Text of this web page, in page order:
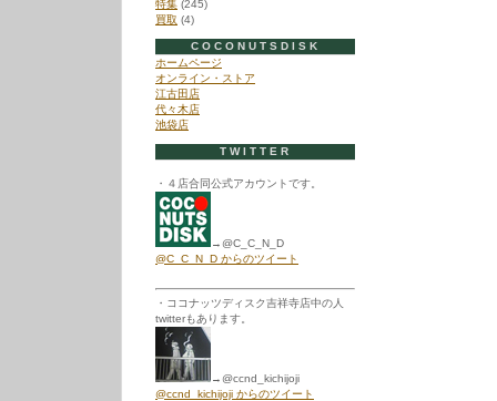
特集 (245)
買取 (4)
COCONUTSDISK
ホームページ
オンライン・ストア
江古田店
代々木店
池袋店
TWITTER
・４店合同公式アカウントです。
→@C_C_N_D
@C_C_N_D からのツイート
・ココナッツディスク吉祥寺店中の人
twitterもあります。
→@ccnd_kichijoji
@ccnd_kichijoji からのツイート